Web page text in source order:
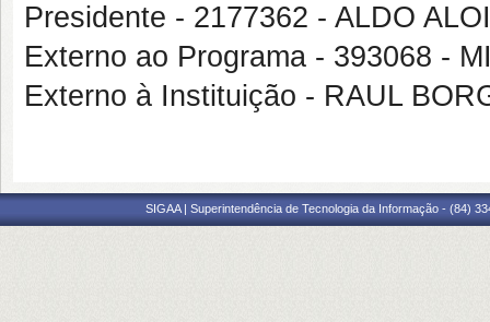
Presidente - 2177362 - ALDO
Externo ao Programa - 393068 -
Externo à Instituição - RAUL
SIGAA | Superintendência de Tecnologia da Informação - (84)